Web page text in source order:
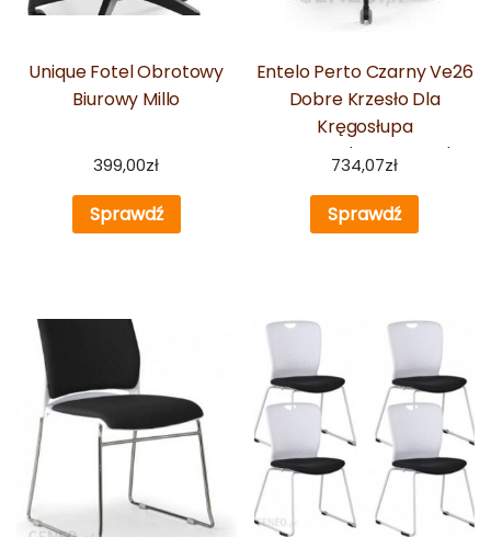
Unique Fotel Obrotowy
Biurowy Millo
399,00zł
Sprawdź
Entelo Perto Czarny Ve26
Dobre Krzesło Dla
Kręgosłupa
Ortopedyczne Fotel
Obrotowy Do Biurka
734,07zł
Sprawdź